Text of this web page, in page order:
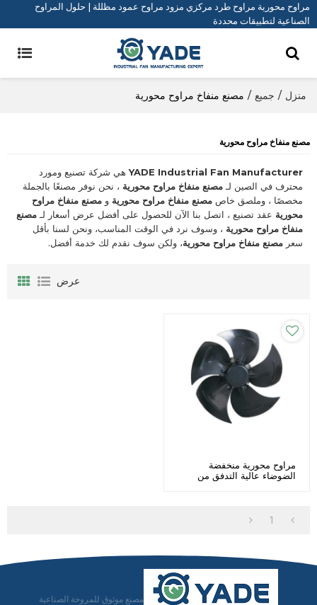
مراوح محورية مراوح طرد مركزي مزود مراوح عمود مظللة | حلول المراوح
الصناعية لتطبيقات محددة
منزل / جميع / مصنع منفاخ مراوح محورية
مصنع منفاخ مراوح محورية
YADE Industrial Fan Manufacturerهي شركة تصنيع ومورد
محترف في الصين لـ مصنع منفاخ مراوح محورية ، نحن نوفر مصنعًا بالجملة
مخصصًا ، وملصق خاص مصنع منفاخ مراوح محورية و مصنع منفاخ مراوح
محورية عقد تصنيع ، اتصل بنا الآن للحصول على أفضل عرض أسعار لـ مصنع
منفاخ مراوح محورية ، وسوف نرد في الوقت المناسب، ونحن لسنا بأقل
سعر مصنع منفاخ مراوح محورية، ولكن سوف نقدم لك خدمة أفضل.
عرض
مراوح محورية منخفضة
الضوضاء عالية التدفق من
1
مصنع موثوق للمروحة الصناعية